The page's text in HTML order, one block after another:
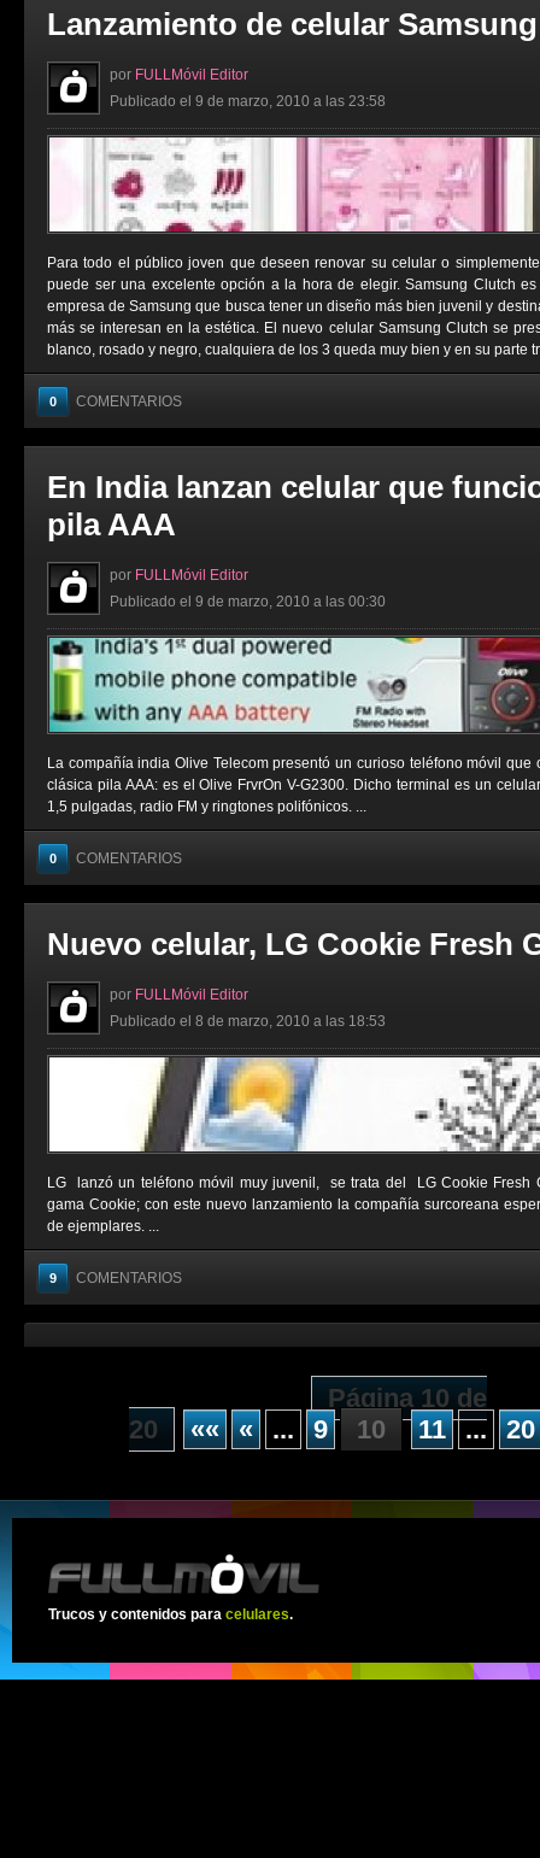
Lanzamiento de celular
por FULLMóvil Editor
Publicado el 9 de marzo, 2010 a las 23:58
Para todo el público joven que deseen renovar su celular o
puede ser una excelente opción a la hora de elegir. Samsung Clutch
empresa de Samsung que busca tener un diseño más bien juvenil y
más se interesan en la estética. El nuevo celular Samsung Clutch se
blanco, rosado y negro, cualquiera de los 3 queda muy bien y en su parte
0 COMENTARIOS
En India lanzan celular que
pila AAA
por FULLMóvil Editor
Publicado el 9 de marzo, 2010 a las 00:30
La compañía india Olive Telecom presentó un curioso teléfono móvil
clásica pila AAA: es el Olive FrvrOn V-G2300. Dicho terminal es un
1,5 pulgadas, radio FM y ringtones polifónicos. ...
0 COMENTARIOS
Nuevo celular, LG Cookie Fresh
por FULLMóvil Editor
Publicado el 8 de marzo, 2010 a las 18:53
LG lanzó un teléfono móvil muy juvenil, se trata del LG Cookie Fresh
gama Cookie; con este nuevo lanzamiento la compañía surcoreana
de ejemplares. ...
9 COMENTARIOS
Página 10 de
20
«« « ... 9 10 11 ... 20
Trucos y contenidos para celulares.